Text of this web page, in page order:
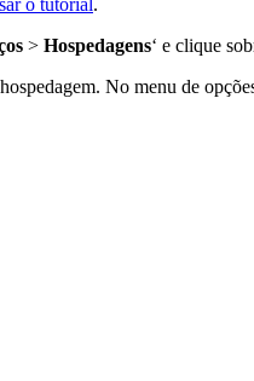
> Hospedagens‘ e clique
No menu de